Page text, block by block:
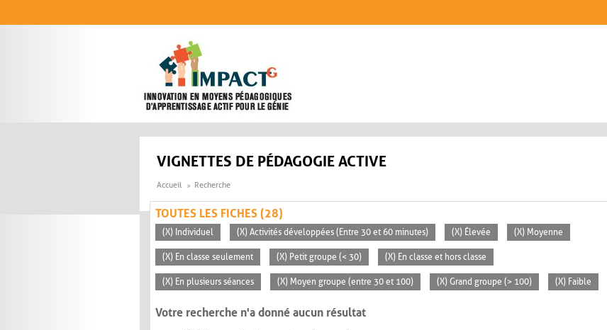
VIGNETTES DE PÉDAGOGIE ACTIVE
Accueil Recherche
TOUTES LES FICHES (28)
(X) Individuel (X) Activités développées (Entre 30 et 60 minutes) (X) Élevée (X) Moyenne
(X) En classe seulement (X) Petit groupe (< 30) (X) En classe et hors classe
(X) En plusieurs séances (X) Moyen groupe (entre 30 et 100) (X) Grand groupe (> 100) (X) Faible
Votre recherche n'a donné aucun résultat